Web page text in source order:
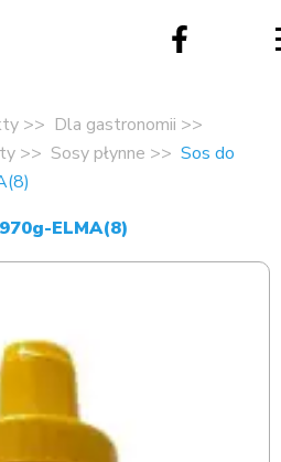
Dla gastronomii
Sosy płynne
Sos do
ELMA(8)